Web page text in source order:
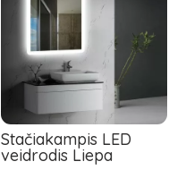
Stačiakampis LED
veidrodis Liepa